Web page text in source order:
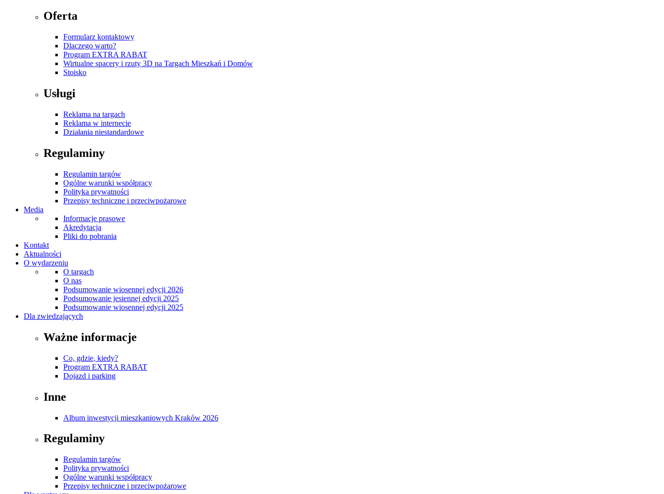
Oferta
Formularz kontaktowy
Dlaczego warto?
Program EXTRA RABAT
Wirtualne spacery i rzuty 3D na Targach Mieszkań i Domów
Stoisko
Usługi
Reklama na targach
Reklama w internecie
Działania niestandardowe
Regulaminy
Regulamin targów
Ogólne warunki współpracy
Polityka prywatności
Przepisy techniczne i przeciwpożarowe
Media
Informacje prasowe
Akredytacja
Pliki do pobrania
Kontakt
Aktualności
O wydarzeniu
O targach
O nas
Podsumowanie wiosennej edycji 2026
Podsumowanie jesiennej edycji 2025
Podsumowanie wiosennej edycji 2025
Dla zwiedzających
Ważne informacje
Co, gdzie, kiedy?
Program EXTRA RABAT
Dojazd i parking
Inne
Album inwestycji mieszkaniowych Kraków 2026
Regulaminy
Regulamin targów
Polityka prywatności
Ogólne warunki współpracy
Przepisy techniczne i przeciwpożarowe